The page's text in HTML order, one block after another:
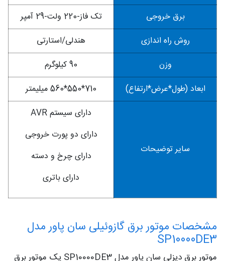
برق خروجی
تک فاز-220 ولت-29 آمپر
روش راه اندازی
هندلی/استارتی
وزن
90 کیلوگرم
ابعاد (طول*عرض*ارتفاع)
710*550*560 میلیمتر
سایر توضیحات
دارای سیستم AVR
دارای دو پورت خروجی
دارای چرخ و دسته
دارای باتری
مشخصات موتور برق گازوئیلی سان پاور مدل
SP10000DE3
موتور برق دیزلی سان پاور مدل SP10000DE3 یک موتور برق